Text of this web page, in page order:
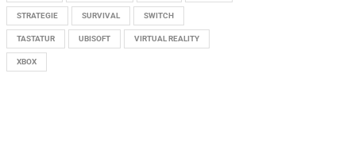
STRATEGIE SURVIVAL SWITCH
TASTATUR UBISOFT VIRTUAL REALITY
XBOX